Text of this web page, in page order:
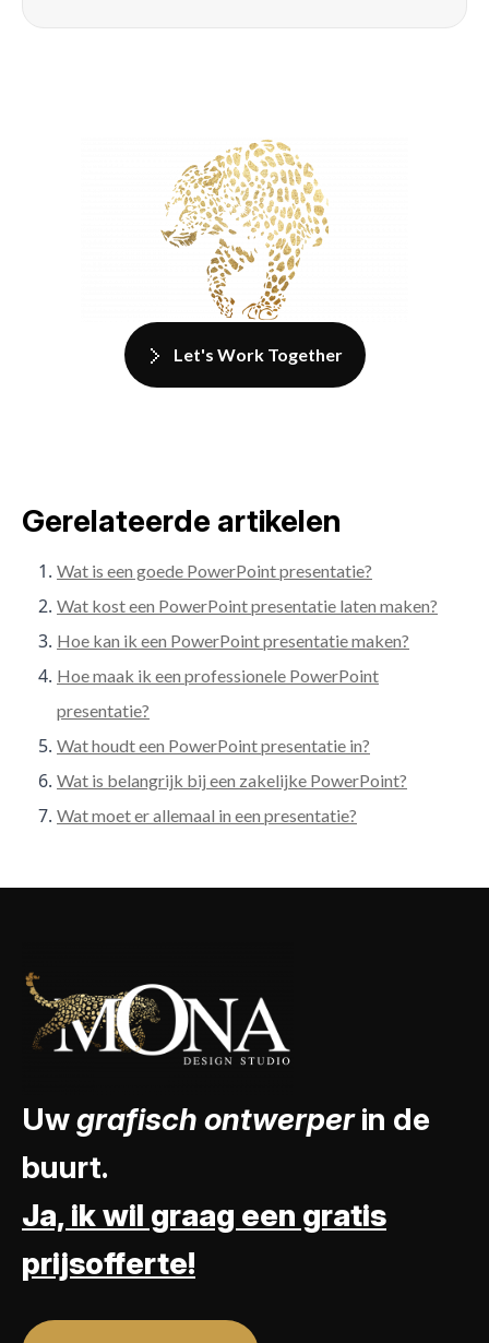
Let's Work Together
Gerelateerde artikelen
Wat is een goede PowerPoint presentatie?
Wat kost een PowerPoint presentatie laten maken?
Hoe kan ik een PowerPoint presentatie maken?
Hoe maak ik een professionele PowerPoint
presentatie?
Wat houdt een PowerPoint presentatie in?
Wat is belangrijk bij een zakelijke PowerPoint?
Wat moet er allemaal in een presentatie?
Uwgrafisch ontwerperin de
buurt.
Ja, ik wil graag een gratis
prijsofferte!